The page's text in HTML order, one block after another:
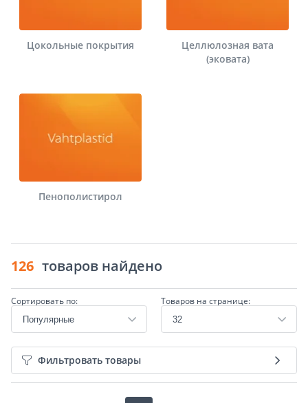
Цокольные покрытия
Целлюлозная вата
(эковата)
Пенополистирол
126 товаров найдено
Сортировать по: Товаров на странице:
Фильтровать товары